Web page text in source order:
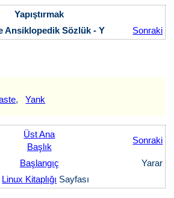
Yapıştırmak
Ansiklopedik Sözlük - Y Sonraki
,Yank
Üst Ana
Başlık
Sonraki
Başlangıç
Yarar
Linux Kitaplığı Sayfası